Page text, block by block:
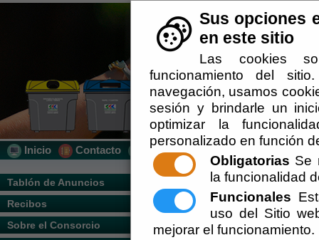
Sus opciones
en este sitio
Las cookies
funcionamiento del
navegación, usamos
sesión y brindarle un
optimizar la
personalizado en función
Obligatorias Se
la funcionalidad
Funcionales
uso del Sitio
mejorar el funcionamiento.
Inicio Contacto Localización
Tablón de Anuncios
Recibos
Sobre el Consorcio
Usted se encuentra aquí:Inicio //
El documento con referencia